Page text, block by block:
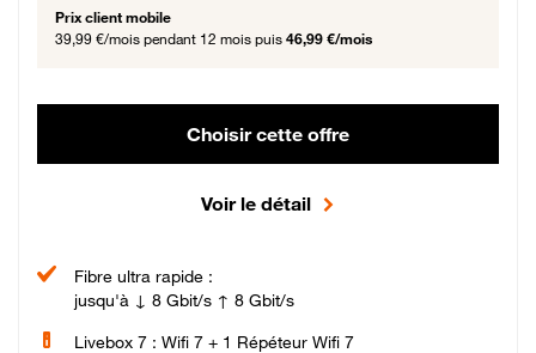
Prix client mobile
39,99 €/mois pendant 12 mois puis 46,99 €/mois
Choisir cette offre
Voir le détail
Fibre ultra rapide :
jusqu'à ↓ 8 Gbit/s ↑ 8 Gbit/s
Livebox 7 : Wifi 7 + 1 Répéteur Wifi 7